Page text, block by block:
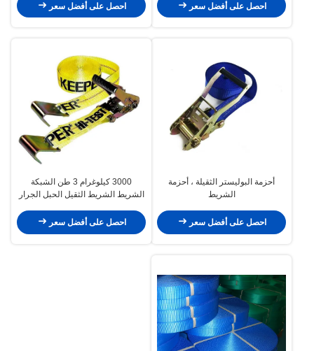
احصل على أفضل سعر
احصل على أفضل سعر
أحزمة البوليستر الثقيلة ، أحزمة
الشريط
احصل على أفضل سعر
3000 كيلوغرام 3 طن الشبكة
الشريط الشريط الثقيل الحبل الجرار
احصل على أفضل سعر